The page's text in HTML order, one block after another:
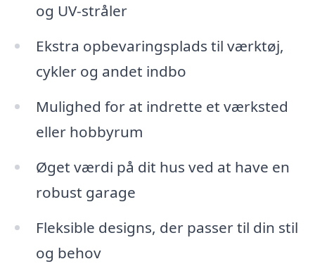
og UV-stråler
Ekstra opbevaringsplads til værktøj,
cykler og andet indbo
Mulighed for at indrette et værksted
eller hobbyrum
Øget værdi på dit hus ved at have en
robust garage
Fleksible designs, der passer til din stil
og behov